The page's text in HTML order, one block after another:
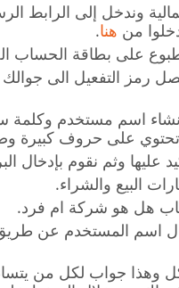
وندخل إلى الرابط
من هنا.
على بطاقة الحساب
التفعيل الى جوالك
اسم مستخدم
عليها وثم نقوم بإدخال
البيع والشراء.
هل هو شركة ام فرد.
اسم المستخدم عن
وهذا جواب لكل من